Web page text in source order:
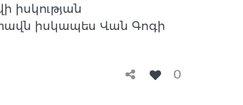
իսկության
իսկապես Վան Գոգի
0